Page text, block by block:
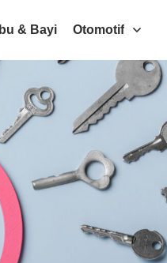
Ibu & Bayi Otomotif